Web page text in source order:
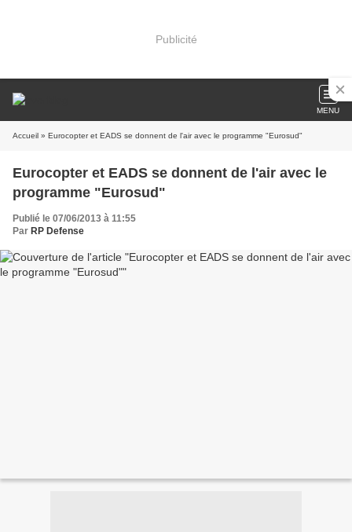
Publicité
MENU
Accueil » Eurocopter et EADS se donnent de l'air avec le programme "Eurosud"
Eurocopter et EADS se donnent de l'air avec le
programme "Eurosud"
Publié le 07/06/2013 à 11:55
Par RP Defense